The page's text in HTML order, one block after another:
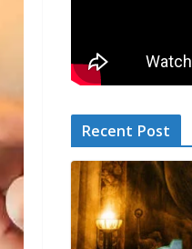
Recent Post